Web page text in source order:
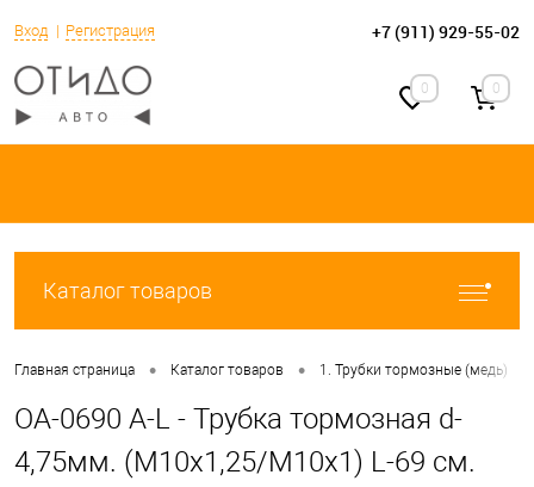
Вход Регистрация +7 (911) 929-55-02
0 0
Каталог товаров
Главная страница • Каталог товаров • 1. Трубки тормозные (медь)
OA-0690 A-L - Трубка тормозная d-
4,75мм. (М10х1,25/М10х1) L-69 см.